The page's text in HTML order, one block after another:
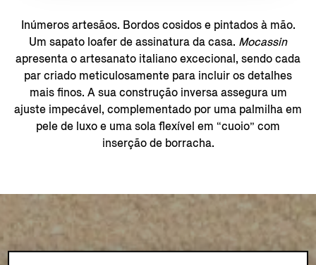
Inúmeros artesãos. Bordos cosidos e pintados à mão.
Um sapato loafer de assinatura da casa. Mocassin
apresenta o artesanato italiano excecional, sendo cada
par criado meticulosamente para incluir os detalhes
mais finos. A sua construção inversa assegura um
ajuste impecável, complementado por uma palmilha em
pele de luxo e uma sola flexível em “cuoio” com
inserção de borracha.